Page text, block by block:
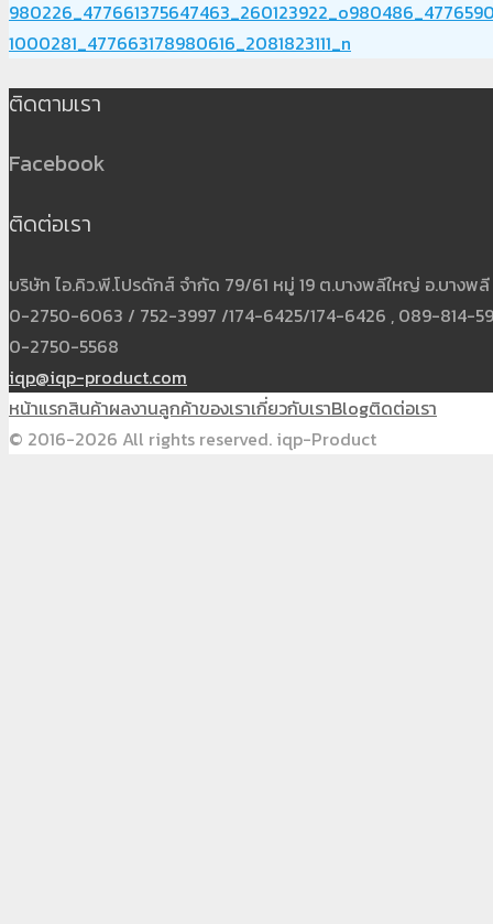
980226_477661375647463_260123922_o
1000281_477663178980616_2081823111_n
ติดตามเรา
Facebook
ติดต่อเรา
บริษัท ไอ.คิว.พี.โปรดักส์ จำกัด 79/61 หมู่ 19 ต.บางพลีใหญ่ อ.บางพ
0-2750-6063 / 752-3997 /174-6425/174-6426 , 089-814-
0-2750-5568
iqp@iqp-product.com
หน้าแรกสินค้าผลงานลูกค้าของเราเกี่ยวกับเราBlogติดต่อเรา
© 2016-2026 All rights reserved. iqp-Product